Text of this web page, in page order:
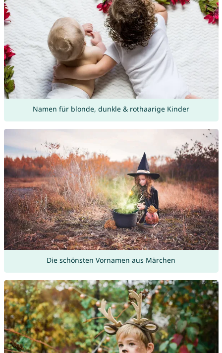
Namen für blonde, dunkle & rothaarige Kinder
Die schönsten Vornamen aus Märchen